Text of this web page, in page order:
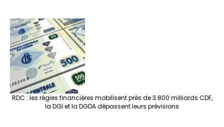
RDC : les régies financières mobilisent près de 3.800 milliards CDF,
la DGI et la DGDA dépassent leurs prévisions